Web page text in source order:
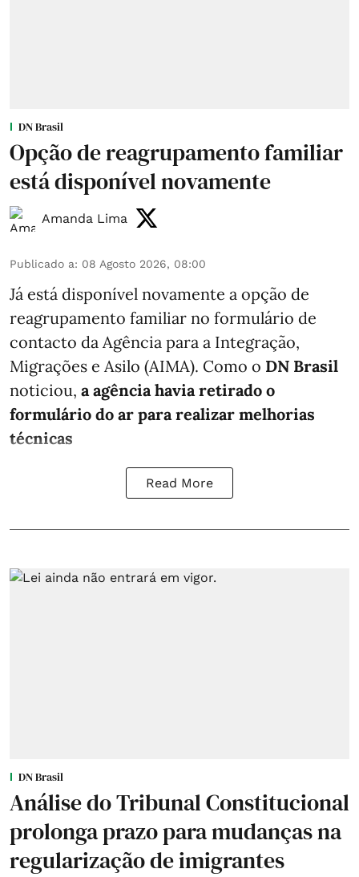
DN Brasil
Opção de reagrupamento familiar
está disponível novamente
Amanda Lima
Publicado a: 08 Agosto 2026, 08:00
Já está disponível novamente a opção de
reagrupamento familiar no formulário de
contacto da Agência para a Integração,
Migrações e Asilo (AIMA). Como o DN Brasil
noticiou, a agência havia retirado o
formulário do ar para realizar melhorias
técnicas
Read More
DN Brasil
Análise do Tribunal Constitucional
prolonga prazo para mudanças na
regularização de imigrantes